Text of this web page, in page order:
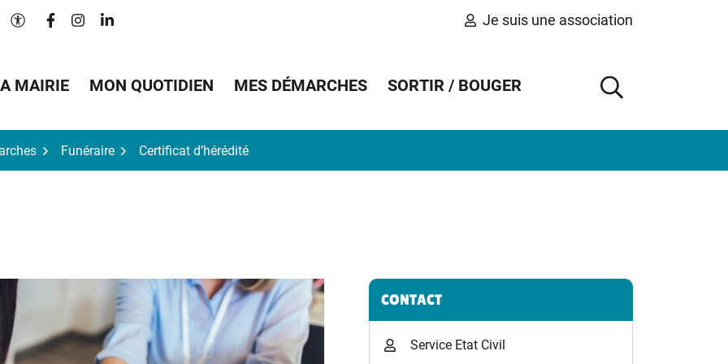
Paramètres d'accessibilité
Lien vers le compte Facebook
Lien vers le compte Instagram
Lien vers le compte Linkedin Je suis une association
MAIRIE MON QUOTIDIEN MES DÉMARCHES SORTIR / BOUGER
AFFICHER
Funéraire Certificat d’hérédité
Informations complémentaires
CONTACT
Service Etat Civil